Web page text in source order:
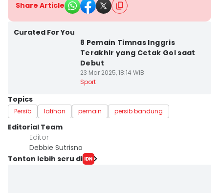
Share Article
Curated For You
8 Pemain Timnas Inggris
Terakhir yang Cetak Gol saat
Debut
23 Mar 2025, 18:14 WIB
Sport
Topics
Persib latihan pemain persib bandung
Editorial Team
Editor
Debbie Sutrisno
Tonton lebih seru di